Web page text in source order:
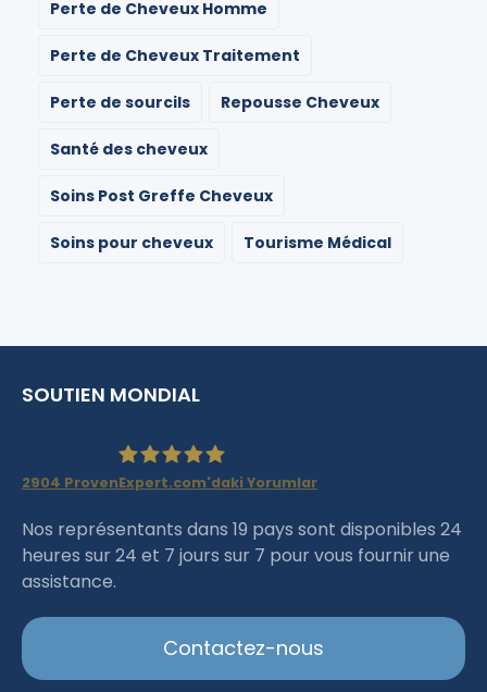
Perte de Cheveux Homme
Perte de Cheveux Traitement
Perte de sourcils Repousse Cheveux
Santé des cheveux
Soins Post Greffe Cheveux
Soins pour cheveux Tourisme Médical
SOUTIEN MONDIAL
Haartransplantation Istanbul
|Dr.Acar aus Istanbul
2904 ProvenExpert.com'daki Yorumlar
Nos représentants dans 19 pays sont disponibles 24
heures sur 24 et 7 jours sur 7 pour vous fournir une
assistance.
Contactez-nous